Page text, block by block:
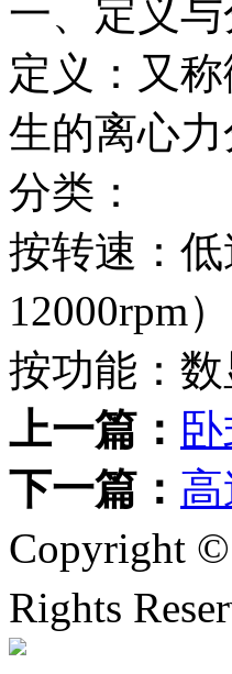
一、定义
定义‌：又
生的离心
‌分类‌：
按转速：低
12000rpm）
按功能：
上一篇：
下一篇：
Copyright
Rights